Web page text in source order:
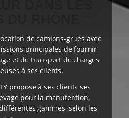
de camions-grues avec
principales de fournir
et de transport de charges
à ses clients.
propose à ses clients ses
pour la manutention,
gammes, selon les